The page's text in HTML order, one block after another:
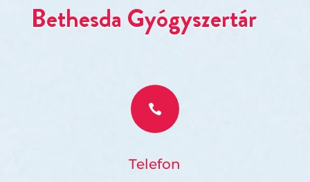
Bethesda Gyógyszertár

Telefon